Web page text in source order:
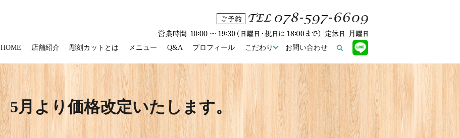
HOME 店舗紹介 彫刻カットとは メニュー Q&A プロフィール こだわり お問い合わせ search
5月より価格改定いたします。